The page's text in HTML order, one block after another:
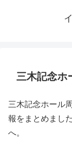
三木記念ホ
三木記念ホール
報をまとめまし
へ。